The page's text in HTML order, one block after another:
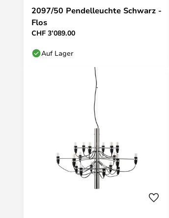
2097/50 Pendelleuchte Schwarz -
Flos
CHF 3’089.00
Auf Lager